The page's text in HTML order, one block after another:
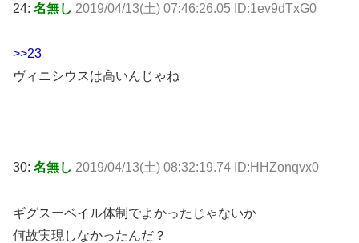
24: 名無し 2019/04/13(土) 07:46:26.05 ID:1ev9dTxG0
>>23
ヴィニシウスは高いんじゃね
30: 名無し 2019/04/13(土) 08:32:19.74 ID:HHZonqvx0
ギグスーベイル体制でよかったじゃないか
何故実現しなかったんだ？